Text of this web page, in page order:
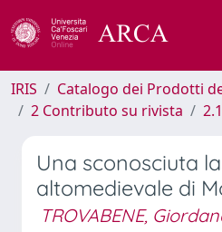
IRIS
Catalogo dei Prodotti
2 Contributo su rivista
Una sconosciuta
altomedievale di
TROVABENE,